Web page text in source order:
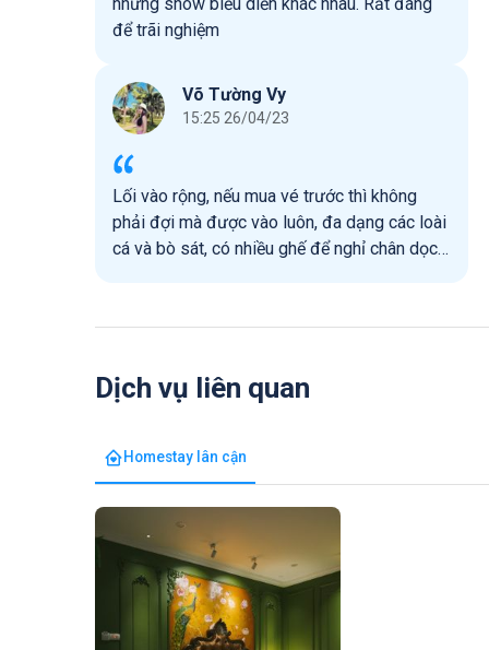
các bé sẽ thích, nên mua vé trước, đi ngày
thường rẻ hơn và ít đông hơn và mong ban
khoa học hơn.
để trãi nghiệm
Võ Tường Vy
15:25 26/04/23
Lối vào rộng, nếu mua vé trước thì không
phải đợi mà được vào luôn, đa dạng các loài
cá và bò sát, có nhiều ghế để nghỉ chân dọc
Dịch vụ liên quan
Homestay lân cận